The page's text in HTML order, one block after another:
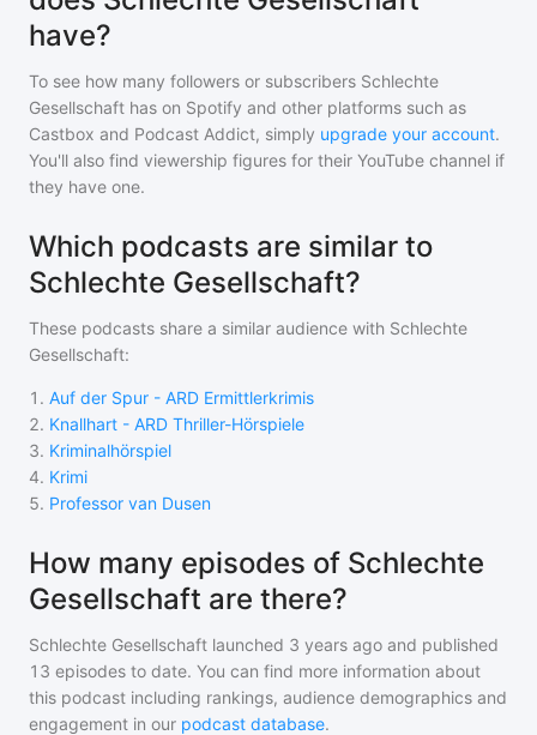
have?
To see how many followers or subscribers Schlechte
Gesellschaft has on Spotify and other platforms such as
Castbox and Podcast Addict, simply upgrade your account.
You'll also find viewership figures for their YouTube channel if
they have one.
Which podcasts are similar to
Schlechte Gesellschaft?
These podcasts share a similar audience with Schlechte
Gesellschaft:
1 . Auf der Spur - ARD Ermittlerkrimis
2. Knallhart - ARD Thriller-Hörspiele
3. Kriminalhörspiel
4. Krimi
5. Professor van Dusen
How many episodes of Schlechte
Gesellschaft are there?
Schlechte Gesellschaft launched 3 years ago and published
13 episodes to date. You can find more information about
this podcast including rankings, audience demographics and
engagement in our podcast database.